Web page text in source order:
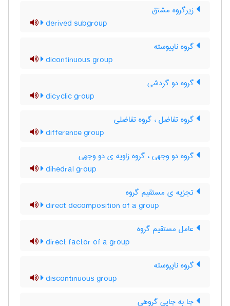
زیرگروه مشتق
derived subgroup
گروه ناپیوسته
dicontinuous group
گروه دو گردشی
dicyclic group
گروه تفاضل ، گروه تفاضلی
difference group
گروه دو وجهی ، گروه زاویه ی دو وجهی
dihedral group
تجزیه ی مستقیم گروه
direct decomposition of a group
عامل مستقیم گروه
direct factor of a group
گروه ناپیوسته
discontinuous group
جا به جایی گروهی